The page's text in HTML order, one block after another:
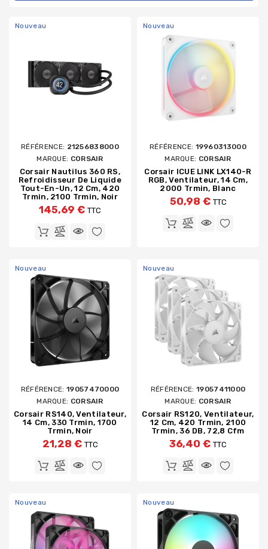
Nouveau
RÉFÉRENCE: 21256838000
MARQUE: CORSAIR
Corsair Nautilus 360 RS,
Refroidisseur De Liquide
Tout-En-Un, 12 Cm, 420
Trmin, 2100 Trmin, Noir
145,69 € TTC
Nouveau
RÉFÉRENCE: 19960313000
MARQUE: CORSAIR
Corsair ICUE LINK LX140-R
RGB, Ventilateur, 14 Cm,
2000 Trmin, Blanc
50,98 € TTC
Nouveau
RÉFÉRENCE: 19057470000
MARQUE: CORSAIR
Corsair RS140, Ventilateur,
14 Cm, 330 Trmin, 1700
Trmin, Noir
21,28 € TTC
Nouveau
RÉFÉRENCE: 19057411000
MARQUE: CORSAIR
Corsair RS120, Ventilateur,
12 Cm, 420 Trmin, 2100
Trmin, 36 DB, 72,8 Cfm
36,40 € TTC
Nouveau Nouveau